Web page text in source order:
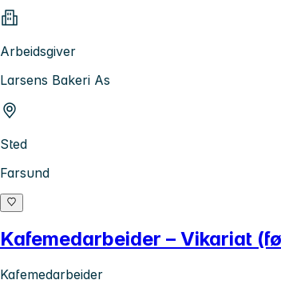
Arbeidsgiver
Larsens Bakeri As
Sted
Farsund
Kafemedarbeider – Vikariat
Kafemedarbeider